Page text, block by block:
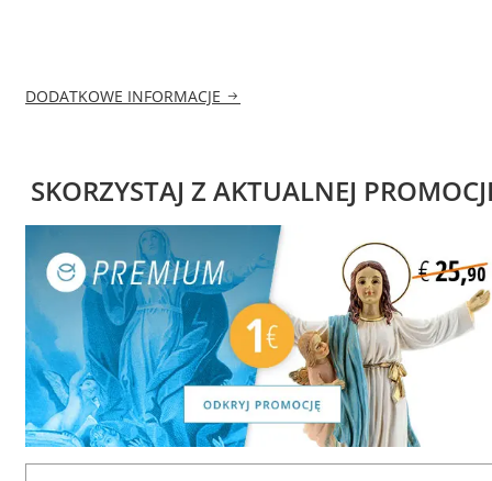
DODATKOWE INFORMACJE
SKORZYSTAJ Z AKTUALNEJ